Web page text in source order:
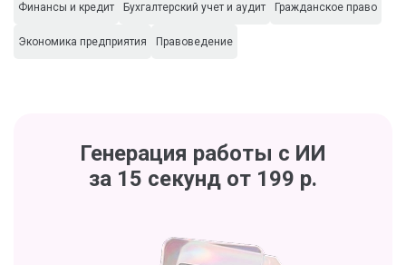
Финансы и кредит Бухгалтерский учет и аудит Гражданское право
Экономика предприятия Правоведение
Генерация работы с ИИ
за 15 секунд от 199 р.